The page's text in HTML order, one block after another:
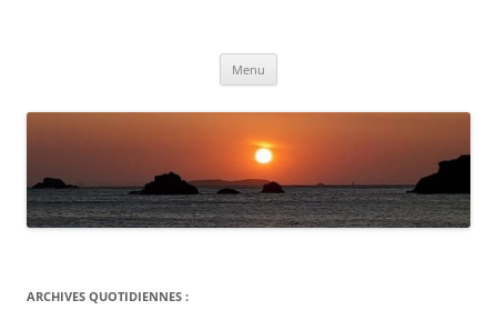
Menu
ARCHIVES QUOTIDIENNES :